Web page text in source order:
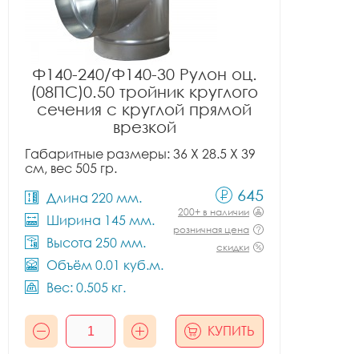
Ф140-240/Ф140-30 Рулон оц.
(08ПС)0.50 тройник круглого
сечения с круглой прямой
врезкой
Габаритные размеры: 36 X 28.5 X 39
см, вес 505 гр.
Длина 220 мм.
Ширина 145 мм.
Высота 250 мм.
Объём 0.01 куб.м.
Вес: 0.505 кг.
645
200+ в наличии
розничная цена
скидки
КУПИТЬ